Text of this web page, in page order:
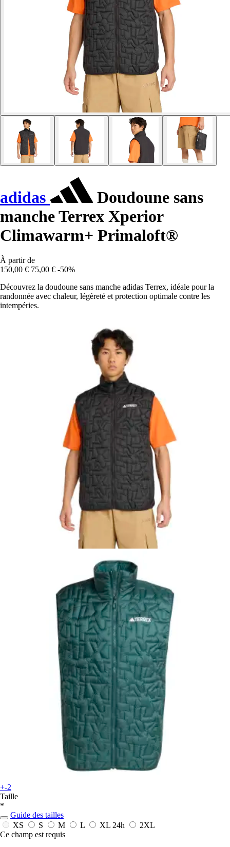
adidas
Doudoune sans
manche Terrex Xperior
Climawarm+ Primaloft®
À partir de
150,00 € 75,00 € -50%
Découvrez la doudoune sans manche adidas Terrex, idéale pour la
randonnée avec chaleur, légèreté et protection optimale contre les
intempéries.
+-2
Taille
*
Guide des tailles
XS
S M L XL 24h
2XL
Ce champ est requis